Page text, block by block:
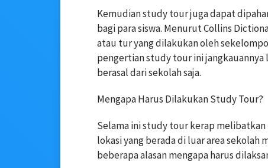
Kemudian study tour juga dapat
bagi para siswa. Menurut Collins
atau tur yang dilakukan oleh
pengertian study tour ini jangkauannya
berasal dari sekolah saja.
Mengapa Harus Dilakukan Study Tour?
Selama ini study tour kerap melibatkan
lokasi yang berada di luar area
beberapa alasan mengapa harus